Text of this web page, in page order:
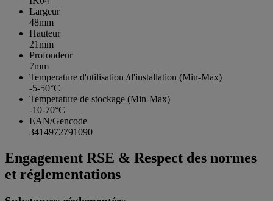
Largeur
48mm
Hauteur
21mm
Profondeur
7mm
Temperature d'utilisation /d'installation (Min-Max)
-5-50°C
Temperature de stockage (Min-Max)
-10-70°C
EAN/Gencode
3414972791090
Engagement RSE & Respect des normes
et réglementations